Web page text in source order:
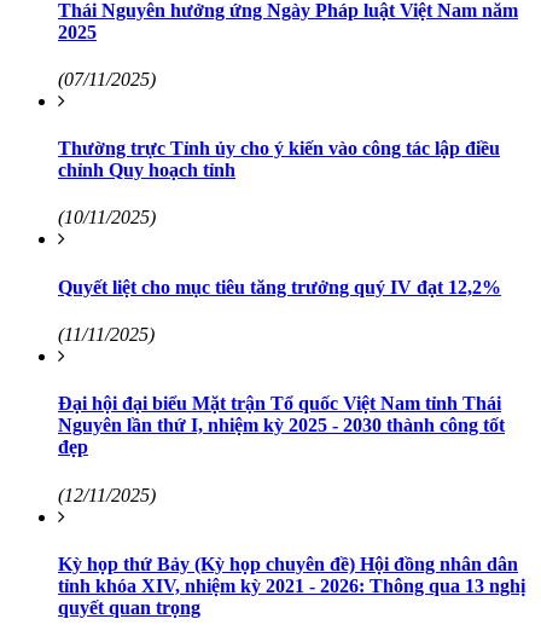
Thái Nguyên hưởng ứng Ngày Pháp luật Việt Nam năm
2025
(07/11/2025)
Thường trực Tỉnh ủy cho ý kiến vào công tác lập điều
chỉnh Quy hoạch tỉnh
(10/11/2025)
Quyết liệt cho mục tiêu tăng trưởng quý IV đạt 12,2%
(11/11/2025)
Đại hội đại biểu Mặt trận Tổ quốc Việt Nam tỉnh Thái
Nguyên lần thứ I, nhiệm kỳ 2025 - 2030 thành công tốt
đẹp
(12/11/2025)
Kỳ họp thứ Bảy (Kỳ họp chuyên đề) Hội đồng nhân dân
tỉnh khóa XIV, nhiệm kỳ 2021 - 2026: Thông qua 13 nghị
quyết quan trọng